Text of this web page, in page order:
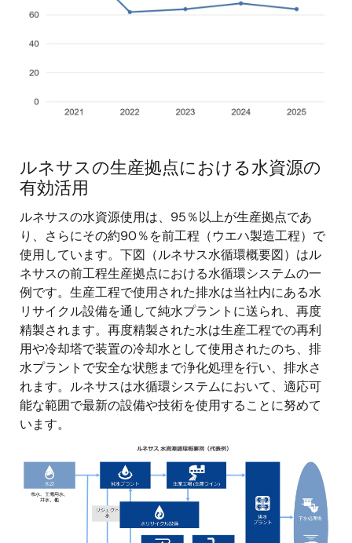
ルネサスの生産拠点における水資源の
有効活用
ルネサスの水資源使用は、95％以上が生産拠点であ
り、さらにその約90％を前工程（ウエハ製造工程）で
使用しています。下図（ルネサス水循環概要図）はル
ネサスの前工程生産拠点における水循環システムの一
例です。生産工程で使用された排水は当社内にある水
リサイクル設備を通して純水プラントに送られ、再度
精製されます。再度精製された水は生産工程での再利
用や冷却塔で装置の冷却水として使用されたのち、排
水プラントで安全な状態まで浄化処理を行い、排水さ
れます。ルネサスは水循環システムにおいて、適応可
能な範囲で最新の設備や技術を使用することに努めて
います。
像